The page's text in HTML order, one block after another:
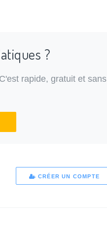
?
rapide, gratuit et sans
CRÉER UN COMPTE